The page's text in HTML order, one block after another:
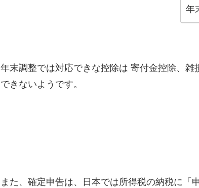
年
年末調整では対応できな控除は 寄付金控除、
できないようです。
また、確定申告は、日本では所得税の納税に「